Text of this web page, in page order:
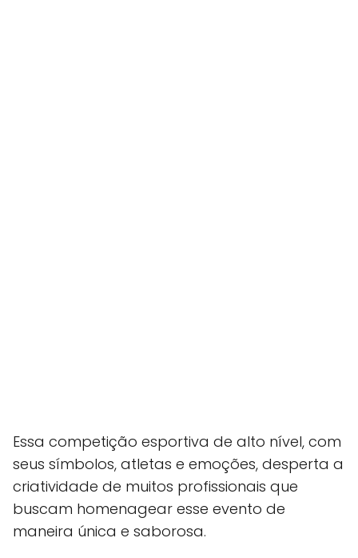
Essa competição esportiva de alto nível, com
seus símbolos, atletas e emoções, desperta a
criatividade de muitos profissionais que
buscam homenagear esse evento de
maneira única e saborosa.